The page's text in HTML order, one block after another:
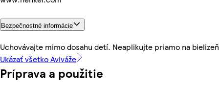
Bezpečnostné informácie
Uchovávajte mimo dosahu detí. Neaplikujte priamo na
Ukázať všetko Aviváže
Príprava a použitie